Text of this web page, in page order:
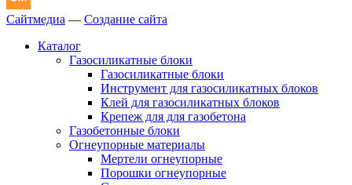
Сайтмедиа — Создание сайта
Каталог
Газосиликатные блоки
Газосиликатные блоки
Инструмент для газосиликатных блоков
Клей для газосиликатных блоков
Крепеж для для газобетона
Газобетонные блоки
Огнеупорные материалы
Мертели огнеупорные
Порошки огнеупорные